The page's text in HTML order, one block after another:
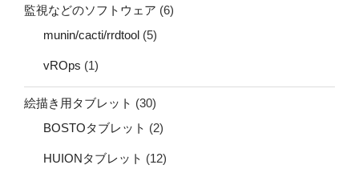
監視などのソフトウェア (6)
munin/cacti/rrdtool (5)
vROps (1)
絵描き用タブレット (30)
BOSTOタブレット (2)
HUIONタブレット (12)